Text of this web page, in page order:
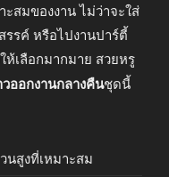
สมของงาน ไม่ว่าจะใส่
รรค์ หรือไปงานปาร์ตี้
ให้เลือกมากมาย สวยหรู
ออกงานกลางคืนชุดนี้
นสูงที่เหมาะสม